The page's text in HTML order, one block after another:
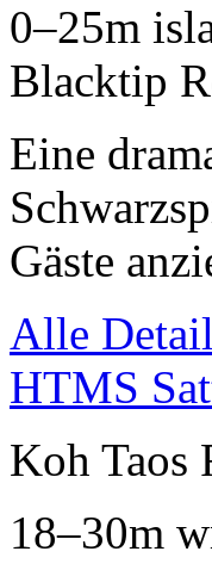
0–25m
Blacktip
Eine
Gäste
Alle
HTMS
Koh Taos
18–30m